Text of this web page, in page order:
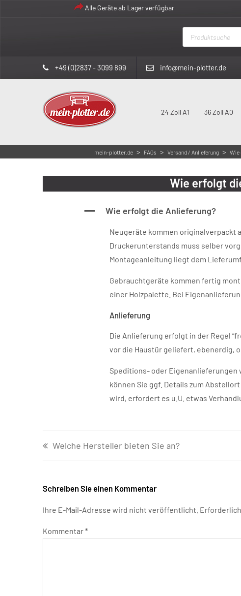
Alle Geräte ab Lager verfügbar
Products
search
+49 (0)2837 - 3099 899 info@mein-plotter.de
24 Zoll A1 36 Zoll A0
mein-plotter.de > FAQs > Versand / Anlieferung > Wie
Wie erfolgt
A Wie erfolgt die Anlieferung?
Neugeräte kommen originalverpackt
Druckerunterstands muss selber
Montageanleitung liegt dem
Gebrauchtgeräte kommen fertig
einer Holzpalette. Bei
Anlieferung
Die Anlieferung erfolgt in der Regel
vor die Haustür geliefert, ebenerdig,
Speditions- oder Eigenanlieferungen
können Sie ggf. Details zum
wird, erfordert es u.U. etwas
Welche Hersteller bieten Sie an?
Schreiben Sie einen Kommentar
Ihre E-Mail-Adresse wird nicht veröffentlicht.
Kommentar*